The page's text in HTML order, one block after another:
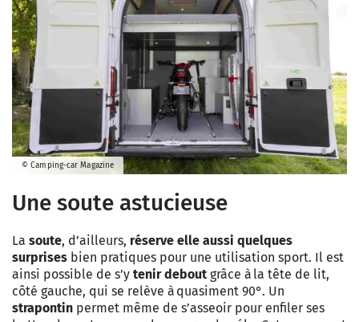
© Camping-car Magazine
Une soute astucieuse
La soute, d’ailleurs, réserve elle aussi quelques
surprises bien pratiques pour une utilisation sport. Il est
ainsi possible de s’y tenir debout grâce à la tête de lit,
côté gauche, qui se relève à quasiment 90°. Un
strapontin permet même de s’asseoir pour enfiler ses